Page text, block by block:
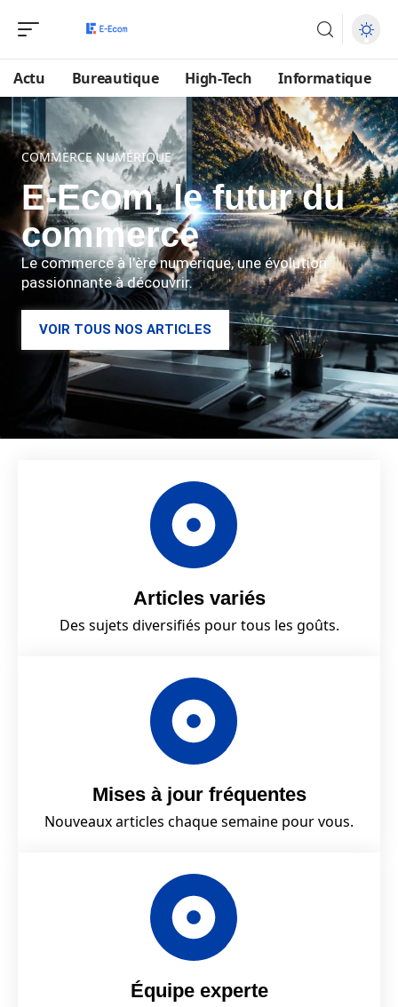
Actu Bureautique High-Tech Informatique
COMMERCE NUMÉRIQUE
E-Ecom, le futur du
commerce
Le commerce à l’ère numérique, une évolution
passionnante à découvrir.
VOIR TOUS NOS ARTICLES
Articles variés
Des sujets diversifiés pour tous les goûts.
Mises à jour fréquentes
Nouveaux articles chaque semaine pour vous.
Équipe experte